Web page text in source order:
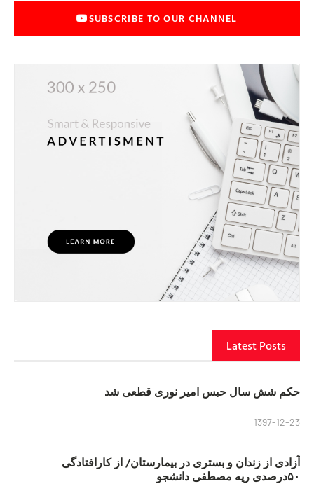
SUBSCRIBE TO OUR CHANNEL
Latest Posts
حکم شش سال حبس امیر نوری قطعی شد
1397-12-23
آزادی از زندان و بستری در بیمارستان/ از کارافتادگی
۵۰درصدی ریه مصطفی دانشجو